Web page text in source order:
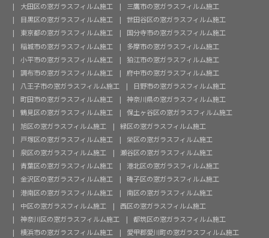
大田区の窓ガラスフィルム施工
三鷹市の窓ガラスフィルム施工
目黒区の窓ガラスフィルム施工
世田谷区の窓ガラスフィルム施工
東京都の窓ガラスフィルム施工
国分寺市の窓ガラスフィルム施工
稲城市の窓ガラスフィルム施工
多摩市の窓ガラスフィルム施工
小平市の窓ガラスフィルム施工
狛江市の窓ガラスフィルム施工
調布市の窓ガラスフィルム施工
府中市の窓ガラスフィルム施工
八王子市の窓ガラスフィルム施工
日野市の窓ガラスフィルム施工
町田市の窓ガラスフィルム施工
神奈川県の窓ガラスフィルム施工
鶴見区の窓ガラスフィルム施工
保土ヶ谷区の窓ガラスフィルム施工
旭区の窓ガラスフィルム施工
緑区の窓ガラスフィルム施工
戸塚区の窓ガラスフィルム施工
栄区の窓ガラスフィルム施工
泉区の窓ガラスフィルム施工
瀬谷区の窓ガラスフィルム施工
青葉区の窓ガラスフィルム施工
港北区の窓ガラスフィルム施工
金沢区の窓ガラスフィルム施工
磯子区の窓ガラスフィルム施工
港南区の窓ガラスフィルム施工
南区の窓ガラスフィルム施工
中区の窓ガラスフィルム施工
西区の窓ガラスフィルム施工
神奈川区の窓ガラスフィルム施工
都筑区の窓ガラスフィルム施工
横浜市の窓ガラスフィルム施工
愛甲郡愛川町の窓ガラスフィルム施工